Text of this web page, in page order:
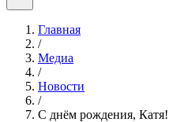
Главная
/
Медиа
/
Новости
/
С днём рождения, Катя!